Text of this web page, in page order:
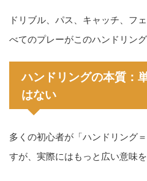
ドリブル、パス、キャッチ、フ
べてのプレーがこのハンドリン
ハンドリングの本質：
はない
多くの初心者が「ハンドリング
すが、実際にはもっと広い意味を